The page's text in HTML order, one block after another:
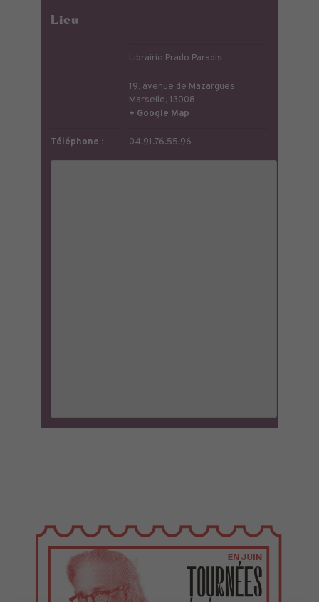
Lieu
Librairie Prado Paradis
19, avenue de Mazargues
Marseile,13008
+ Google Map
Téléphone : 04.91.76.55.96